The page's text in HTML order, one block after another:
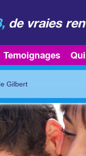
de vraies
Temoignages
Gilbert